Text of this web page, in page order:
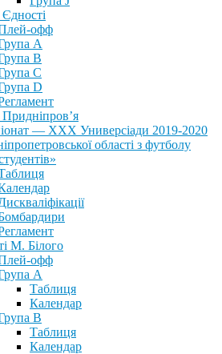
офф
А
В
С
D
— ХХХ Универсіади 2019-2020
області з футболу
М. Білого
офф
А
Таблиця
Календар
В
Таблиця
Календар